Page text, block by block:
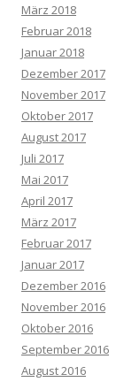
März 2018
Februar 2018
Januar 2018
Dezember 2017
November 2017
Oktober 2017
August 2017
Juli 2017
Mai 2017
April 2017
März 2017
Februar 2017
Januar 2017
Dezember 2016
November 2016
Oktober 2016
September 2016
August 2016